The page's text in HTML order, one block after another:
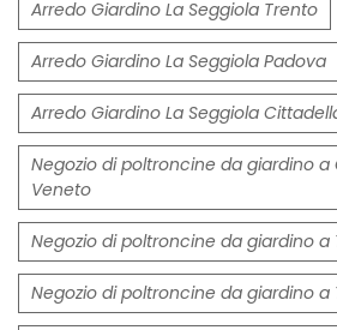
Arredo Giardino La Seggiola Trento
Arredo Giardino La Seggiola Padova
Arredo Giardino La Seggiola
Negozio di poltroncine da giardino
Veneto
Negozio di poltroncine da giardino a
Negozio di poltroncine da giardino a